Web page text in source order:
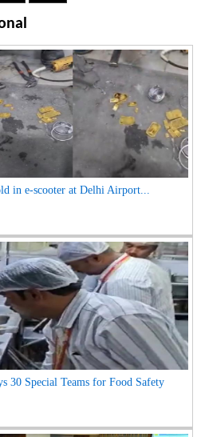
in e-scooter at Delhi Airport...
30 Special Teams for Food Safety